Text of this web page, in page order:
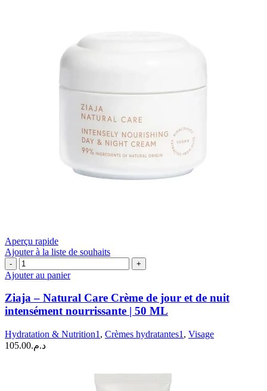
Aperçu rapide
Ajouter à la liste de souhaits
quantité
de
-
Natural
Care
de
jour
Ajouter au panier
Ziaja – Natural Care Crème de jour et de nuit
intensément nourrissante | 50 ML
Hydratation & Nutrition1 , Crèmes hydratantes1 , Visage
د.م.105.00